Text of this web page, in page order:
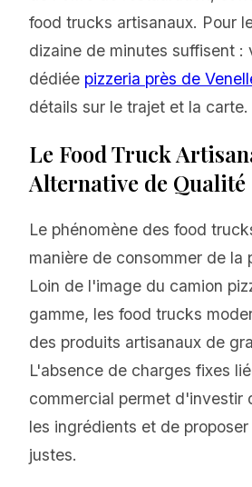
food trucks artisanaux. Pour
dizaine de minutes suffisent :
dédiée pizzeria près de
détails sur le trajet et la carte.
Le Food Truck
Alternative de Qualité
Le phénomène des food
manière de consommer de la
Loin de l'image du camion
gamme, les food trucks
des produits artisanaux de
L'absence de charges fixes
commercial permet d'investir
les ingrédients et de
justes.